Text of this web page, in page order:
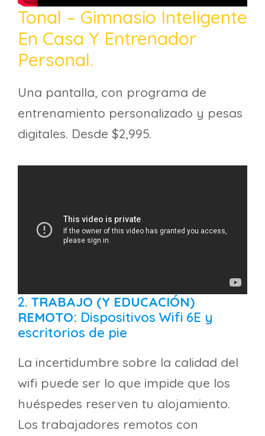
Tonal – Gimnasio Inteligente
En Casa Y Entrenador
Personal.
Una pantalla, con programa de
entrenamiento personalizado y pesas
digitales. Desde $2,995.
2. TRABAJO (Y EDUCACIÓN)
REMOTO: Dispositivos Wifi 6E y
escritorios de pie
La incertidumbre sobre la calidad del
wifi puede ser lo que impide que los
huéspedes reserven tu alojamiento.
Los trabajadores remotos con